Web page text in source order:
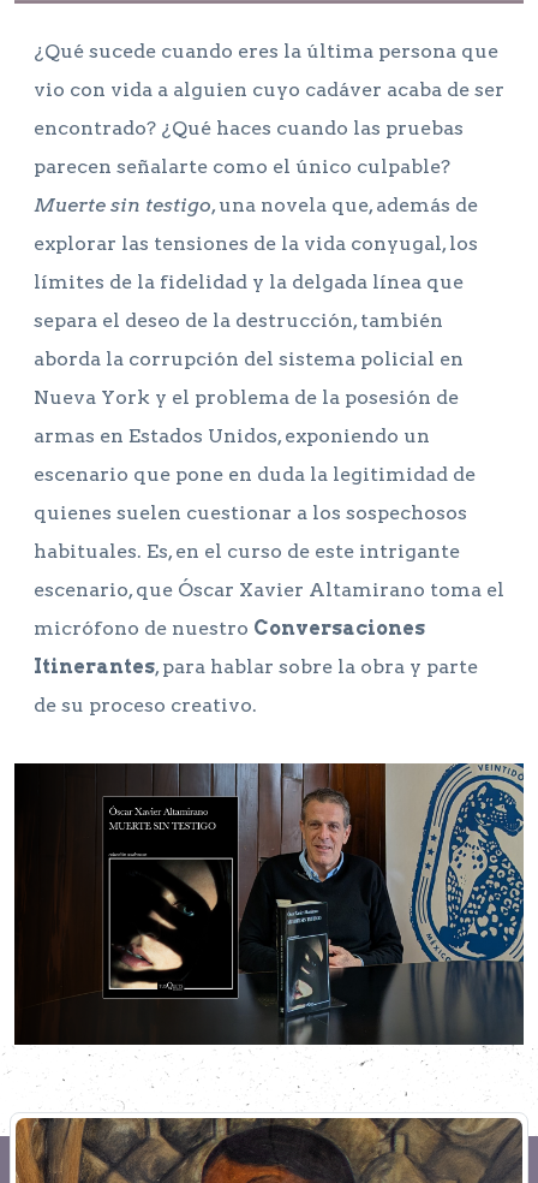
¿Qué sucede cuando eres la última persona que
vio con vida a alguien cuyo cadáver acaba de ser
encontrado? ¿Qué haces cuando las pruebas
parecen señalarte como el único culpable?
Muerte sin testigo, una novela que, además de
explorar las tensiones de la vida conyugal, los
límites de la fidelidad y la delgada línea que
separa el deseo de la destrucción, también
aborda la corrupción del sistema policial en
Nueva York y el problema de la posesión de
armas en Estados Unidos, exponiendo un
escenario que pone en duda la legitimidad de
quienes suelen cuestionar a los sospechosos
habituales. Es, en el curso de este intrigante
escenario, que Óscar Xavier Altamirano toma el
micrófono de nuestro Conversaciones
Itinerantes, para hablar sobre la obra y parte
de su proceso creativo.